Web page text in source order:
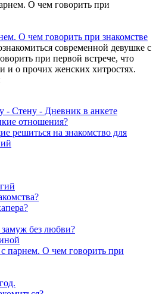
О чем говорить при знакомстве
современной девушке с
при первой встрече, что
и о прочих женских хитростях.
- Стену - Дневник в анкете
отношения?
решиться на знакомство для
без любви?
парнем. О чем говорить при